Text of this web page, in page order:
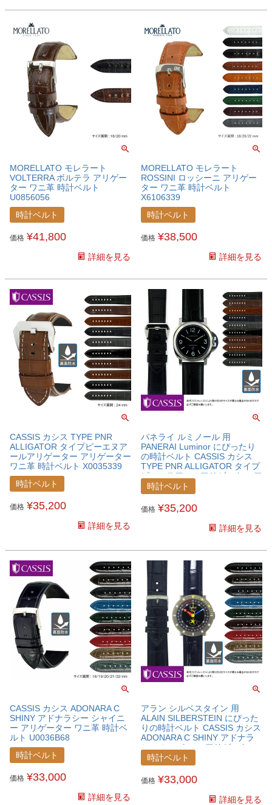
MORELLATO モレラート
VOLTERRA ボルテラ アリゲー
ター ワニ革 時計ベルト
U0856056
時計ベルト
価格 ¥41,800
詳細を見る
MORELLATO モレラート
ROSSINI ロッシーニ アリゲー
ター ワニ革 時計ベルト
X6106339
時計ベルト
価格 ¥38,500
詳細を見る
CASSIS カシス TYPE PNR
ALLIGATOR タイプピーエヌア
ールアリゲーター アリゲーター
ワニ革 時計ベルト X0035339
時計ベルト
価格 ¥35,200
詳細を見る
パネライ ルミノール 用
PANERAI Luminor にぴったり
の時計ベルト CASSIS カシス
TYPE PNR ALLIGATOR タイプ
ピーエヌアールアリゲーター ア
リゲーター ワニ革 時計ベルト
X0035339PNRLU
時計ベルト
価格 ¥35,200
詳細を見る
CASSIS カシス ADONARA C
SHINY アドナラシー シャイニ
ー アリゲーター ワニ革 時計ベ
ルト U0036B68
時計ベルト
価格 ¥33,000
詳細を見る
アラン シルベスタイン 用
ALAIN SILBERSTEIN にぴった
りの時計ベルト CASSIS カシス
ADONARA C SHINY アドナラ
シー シャイニー アリゲーター
ワニ革 時計ベルト
U0036B68ALNSBR
時計ベルト
価格 ¥33,000
詳細を見る